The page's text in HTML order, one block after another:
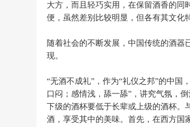
大方，而且轻巧实用，在保留酒香的同
便，虽然差别比较明显，但各有其文化
随着社会的不断发展，中国传统的酒
现。
“无酒不成礼”，作为“礼仪之邦”的中国
口闷；感情浅，舔一舔”，讲究气氛，
下级的酒杯要低于长辈或上级的酒杯。
酒，享受其中的美味。首先，在西方国